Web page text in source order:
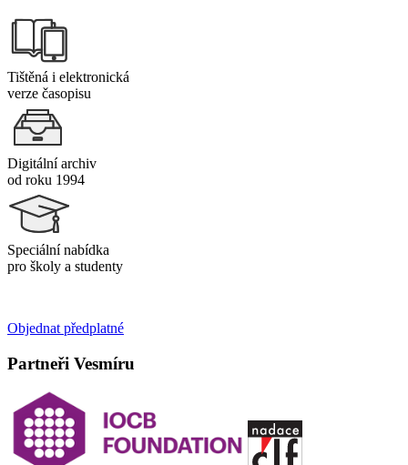
Tištěná i elektronická
verze časopisu
Digitální archiv
od roku 1994
Speciální nabídka
pro školy a studenty
Objednat předplatné
Partneři Vesmíru